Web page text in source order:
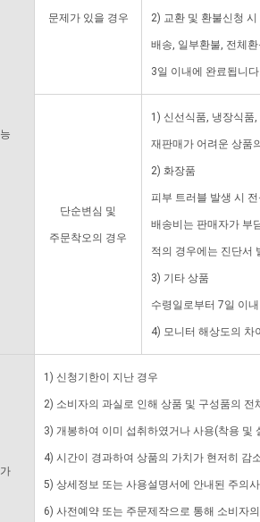
문제가 있을 경우 2) 교환 및 환불신청
배송, 일부환불, 전체
3일 이내에 완료됩니
단순변심 및
주문착오의 경우
1) 신선식품, 냉장식품
재판매가 어려운 상품
2) 화장품
피부 트러블 발생 시
배송비는 판매자가 부
적의 경우에는 진단서
3) 기타 상품
수령일로부터 7일 이
4) 모니터 해상도의 차
1) 신청기한이 지난 경우
2) 소비자의 과실로 인해 상품 및 구성품의
3) 개봉하여 이미 섭취하였거나 사용(착용 및
4) 시간이 경과하여 상품의 가치가 현저히 감
5) 상세정보 또는 사용설명서에 안내된 주의
6) 사전예약 또는 주문제작으로 통해 소비자